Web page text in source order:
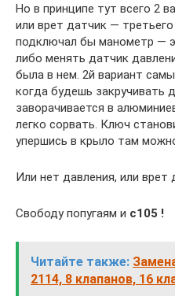
Но в принципе тут всего 2
или врет датчик —
подключал бы манометр —
либо менять датчик
была в нем. 2й вариант
когда будешь закручивать
заворачивается в
легко сорвать. Ключ
упершись в крыло там
Или нет давления, или
Свободу попугаям и c105 !
Читайте также:
2114, 8 клапанов, 16